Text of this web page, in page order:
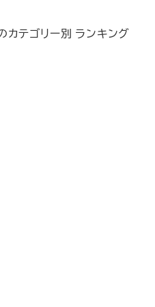
カテゴリー別 ランキング